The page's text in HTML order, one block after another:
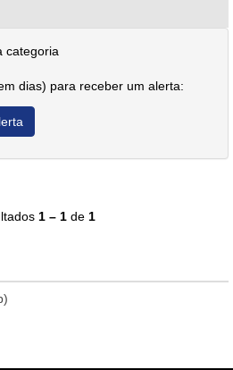
categoria
dias) para receber um alerta:
1 – 1de 1